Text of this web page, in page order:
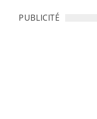
PUBLICITÉ